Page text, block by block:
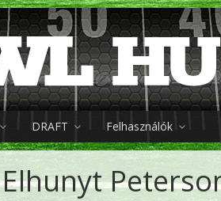
DRAFT Felhasználók
Elhunyt